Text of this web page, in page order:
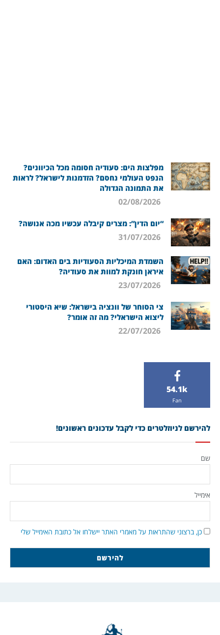
מפלצות הים: סעודיה חסומה מכל הכיוונים?
הנפט העולמי נחסם? הזדמנות לישראל? לראות
את התמונה הגדולה
“יום הדין”: מצרים קיבלה עכשיו מכה אנושה?
השמדת המיכליות הסעודיות בים האדום: האם
איראן חונקת למוות את סעודיה?
צי הסוחר של וונציה בישראל: שיא היסטורי
ליצוא הישראלי? מה זה אומר?
54.1k
Fan
להירשם לניוזלטרים כדי לקבל עדכונים ראשונים!
שם
אימייל
כן, ברצוני שהתראות על מאמרי האתר יישלחו אל כתובת האימייל שלי